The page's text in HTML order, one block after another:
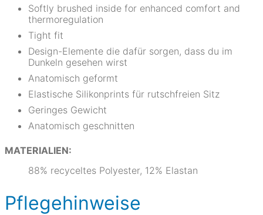
Softly brushed inside for enhanced comfort and
thermoregulation
Tight fit
Design-Elemente die dafür sorgen, dass du im
Dunkeln gesehen wirst
Anatomisch geformt
Elastische Silikonprints für rutschfreien Sitz
Geringes Gewicht
Anatomisch geschnitten
MATERIALIEN:
88% recyceltes Polyester, 12% Elastan
Pflegehinweise